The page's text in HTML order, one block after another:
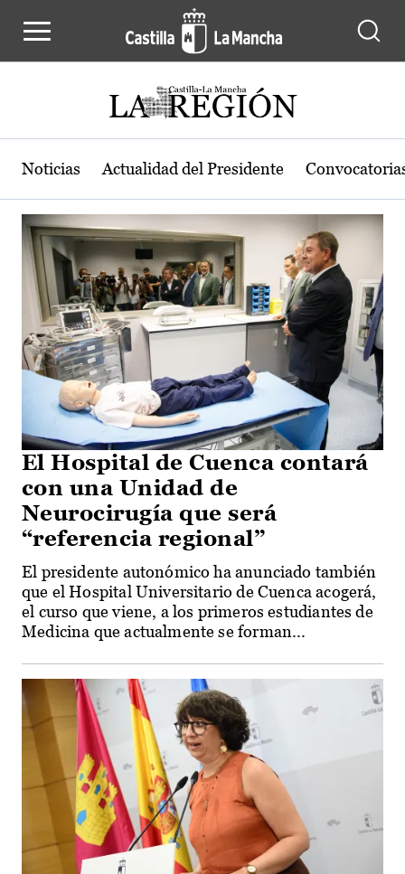
Actualidad de la región de Castilla-
Noticias Actualidad del Presidente
El Hospital de Cuenca contará
con una Unidad de
Neurocirugía que será
“referencia regional”
El presidente autonómico ha anunciado también
que el Hospital Universitario de Cuenca acogerá,
el curso que viene, a los primeros estudiantes de
Medicina que actualmente se forman...